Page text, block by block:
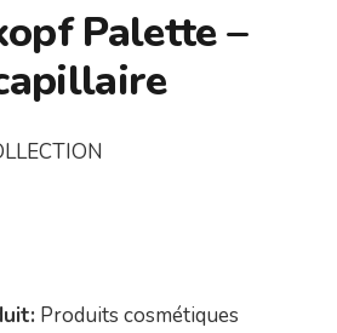
Palette –
Produits cosmétiques